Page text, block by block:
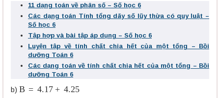
11 dạng toán về phân số – Số học 6
Các dạng toán Tính tổng dãy số lũy thừa có quy luật –
Số học 6
Tập hợp và bài tập áp dụng – Số học 6
Luyện tập về tính chất chia hết của một tổng – Bồi
dưỡng Toán 6
Các dạng toán về tính chất chia hết của một tổng – Bồi
dưỡng Toán 6
b) B 4.17 + 4.25